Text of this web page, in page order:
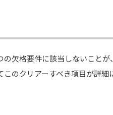
欠格要件に該当しないことが
のクリアーすべき項目が詳